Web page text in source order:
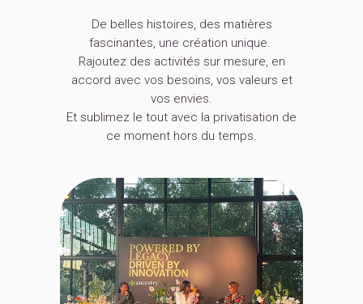
inoubliable.Laissez vous envoûter par
nos matières premières naturelles
soigneusement sourcées à travers le
monde.
De belles histoires, des matières
fascinantes, une création unique.
Rajoutez des activités sur mesure, en
accord avec vos besoins, vos valeurs et
vos envies.
Et sublimez le tout avec la privatisation de
ce moment hors du temps.